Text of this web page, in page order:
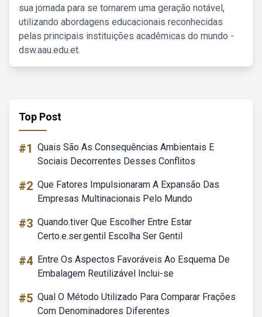
sua jornada para se tornarem uma geração notável,
utilizando abordagens educacionais reconhecidas
pelas principais instituições acadêmicas do mundo -
dsw.aau.edu.et.
Top Post
#1 Quais São As Consequências Ambientais E
Sociais Decorrentes Desses Conflitos
#2 Que Fatores Impulsionaram A Expansão Das
Empresas Multinacionais Pelo Mundo
#3 Quando.tiver Que Escolher Entre Estar
Certo.e.ser.gentil Escolha Ser Gentil
#4 Entre Os Aspectos Favoráveis Ao Esquema De
Embalagem Reutilizável Inclui-se
#5 Qual O Método Utilizado Para Comparar Frações
Com Denominadores Diferentes